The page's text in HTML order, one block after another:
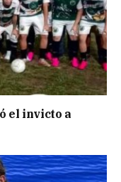
el invicto a